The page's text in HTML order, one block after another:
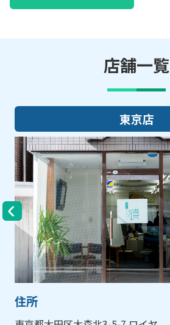
店舗一覧
大阪店
住所